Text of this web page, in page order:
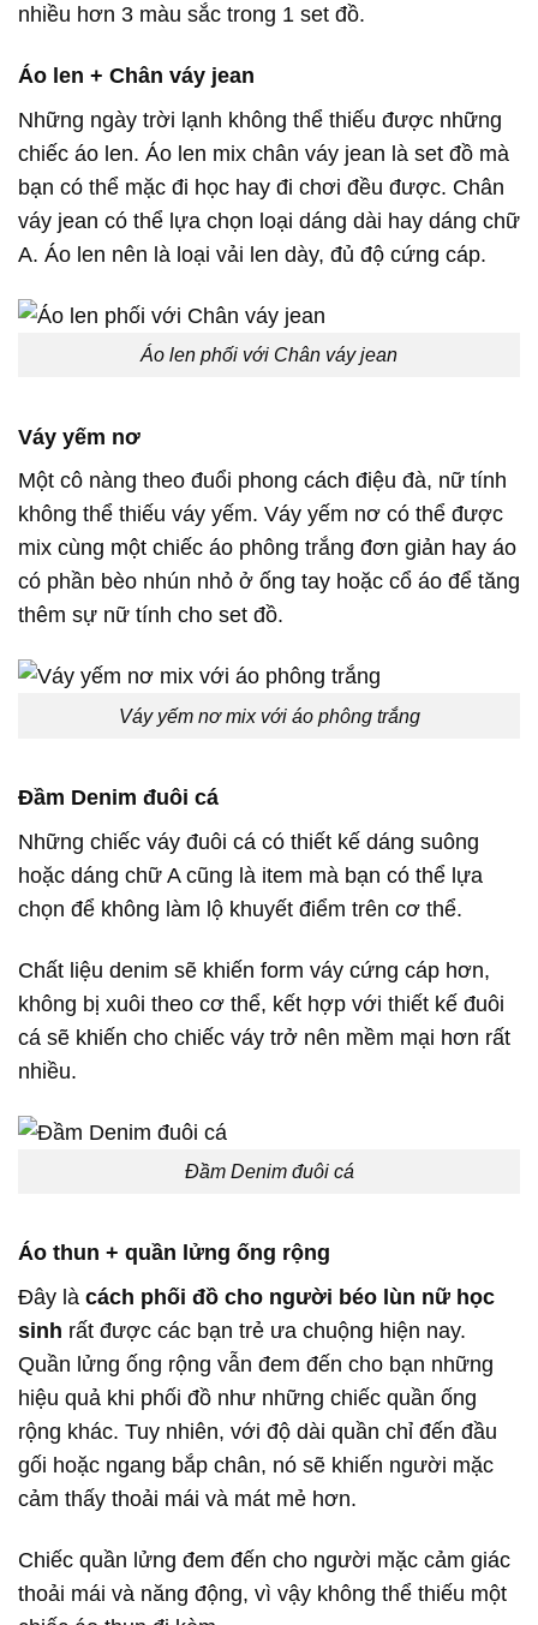
nhiều hơn 3 màu sắc trong 1 set đồ.
Áo len + Chân váy jean
Những ngày trời lạnh không thể thiếu được những
chiếc áo len. Áo len mix chân váy jean là set đồ mà
bạn có thể mặc đi học hay đi chơi đều được. Chân
váy jean có thể lựa chọn loại dáng dài hay dáng chữ
A. Áo len nên là loại vải len dày, đủ độ cứng cáp.
Áo len phối với Chân váy jean
Váy yếm nơ
Một cô nàng theo đuổi phong cách điệu đà, nữ tính
không thể thiếu váy yếm. Váy yếm nơ có thể được
mix cùng một chiếc áo phông trắng đơn giản hay áo
có phần bèo nhún nhỏ ở ống tay hoặc cổ áo để tăng
thêm sự nữ tính cho set đồ.
Váy yếm nơ mix với áo phông trắng
Đầm Denim đuôi cá
Những chiếc váy đuôi cá có thiết kế dáng suông
hoặc dáng chữ A cũng là item mà bạn có thể lựa
chọn để không làm lộ khuyết điểm trên cơ thể.
Chất liệu denim sẽ khiến form váy cứng cáp hơn,
không bị xuôi theo cơ thể, kết hợp với thiết kế đuôi
cá sẽ khiến cho chiếc váy trở nên mềm mại hơn rất
nhiều.
Đầm Denim đuôi cá
Áo thun + quần lửng ống rộng
Đây là cách phối đồ cho người béo lùn nữ học
sinh rất được các bạn trẻ ưa chuộng hiện nay.
Quần lửng ống rộng vẫn đem đến cho bạn những
hiệu quả khi phối đồ như những chiếc quần ống
rộng khác. Tuy nhiên, với độ dài quần chỉ đến đầu
gối hoặc ngang bắp chân, nó sẽ khiến người mặc
cảm thấy thoải mái và mát mẻ hơn.
Chiếc quần lửng đem đến cho người mặc cảm giác
thoải mái và năng động, vì vậy không thể thiếu một